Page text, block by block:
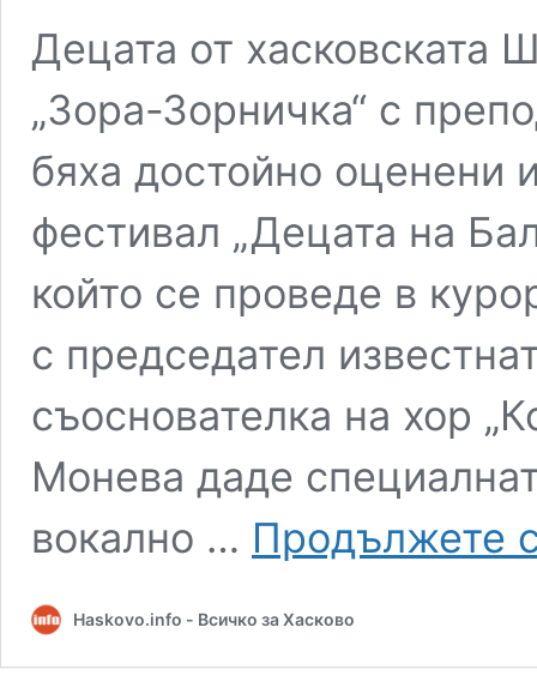
Децата от хасковската
„Зора-Зорничка“ с
бяха достойно
фестивал „Децата на
който се проведе в
с председател
съоснователка на хор
Монева даде
вокално … Продължете
Haskovo.info - Всичко за Хасково